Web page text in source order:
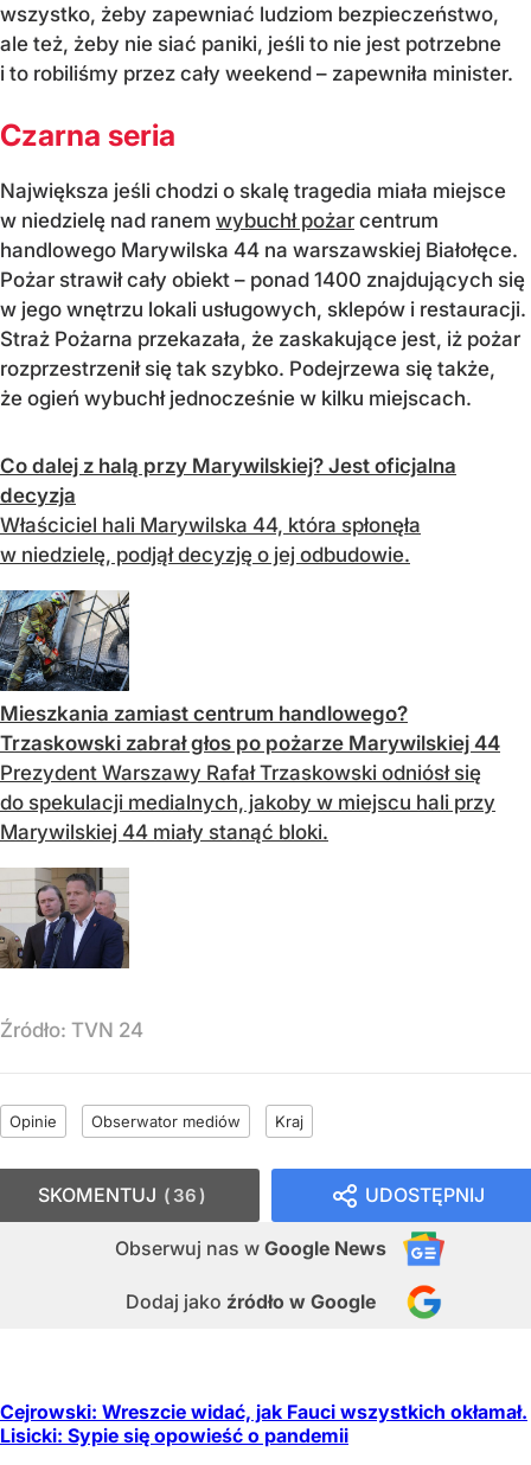
wszystko, żeby zapewniać ludziom bezpieczeństwo,
ale też, żeby nie siać paniki, jeśli to nie jest potrzebne
i to robiliśmy przez cały weekend – zapewniła minister.
Czarna seria
Największa jeśli chodzi o skalę tragedia miała miejsce
w niedzielę nad ranem wybuchł pożar centrum
handlowego Marywilska 44 na warszawskiej Białołęce.
Pożar strawił cały obiekt – ponad 1400 znajdujących się
w jego wnętrzu lokali usługowych, sklepów i restauracji.
Straż Pożarna przekazała, że zaskakujące jest, iż pożar
rozprzestrzenił się tak szybko. Podejrzewa się także,
że ogień wybuchł jednocześnie w kilku miejscach.
Co dalej z halą przy Marywilskiej? Jest oficjalna
decyzja
Właściciel hali Marywilska 44, która spłonęła
w niedzielę, podjął decyzję o jej odbudowie.
Mieszkania zamiast centrum handlowego?
Trzaskowski zabrał głos po pożarze Marywilskiej 44
Prezydent Warszawy Rafał Trzaskowski odniósł się
do spekulacji medialnych, jakoby w miejscu hali przy
Marywilskiej 44 miały stanąć bloki.
Źródło: TVN 24
Opinie Obserwator mediów Kraj
UDOSTĘPNIJ
Obserwuj nas w Google News
Dodaj jako źródło w Google
SKOMENTUJ 36
Cejrowski: Wreszcie widać, jak Fauci wszystkich okłamał.
Lisicki: Sypie się opowieść o pandemii